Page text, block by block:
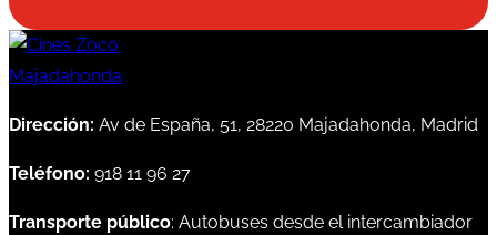
Dirección: Av de España, 51, 28220 Majadahonda, Madrid
Teléfono: 918 11 96 27
Transporte público: Autobuses desde el intercambiador